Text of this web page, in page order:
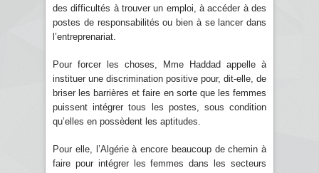
des difficultés à trouver un emploi, à accéder à des
postes de responsabilités ou bien à se lancer dans
l’entreprenariat.
Pour forcer les choses, Mme Haddad appelle à
instituer une discrimination positive pour, dit-elle, de
briser les barrières et faire en sorte que les femmes
puissent intégrer tous les postes, sous condition
qu’elles en possèdent les aptitudes.
Pour elle, l’Algérie à encore beaucoup de chemin à
faire pour intégrer les femmes dans les secteurs